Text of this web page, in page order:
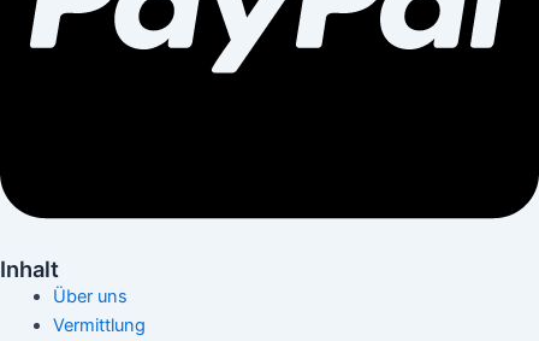
Inhalt
Über uns
Vermittlung